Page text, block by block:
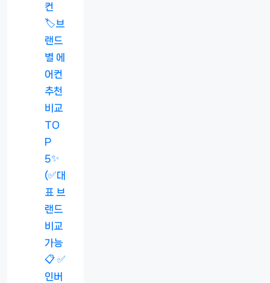
컨
🏷️브
랜드
별 에
어컨
추천
비교
TO
P
5✨
(✅대
표 브
랜드
비교
가능
📋 ✅
인버